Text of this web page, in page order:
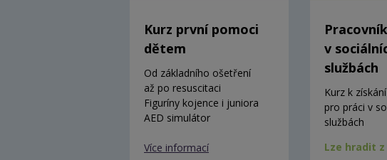
Kurz první pomoci
dětem
Od základního ošetření
až po resuscitaci
Figuríny kojence i juniora
AED simulátor
Více informací
Pracovník
v
službách
Kurz k
pro práci v
službách
Lze hradit z